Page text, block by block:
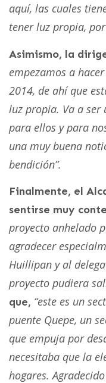
aquí, las cuales
tener luz propia,
Asimismo, la
empezamos a
2014, de ahí que
luz propia. Va a ser
para ellos y para
una muy buena
bendición”.
Finalmente, el
sentirse muy
proyecto anhelado
agradecer
Huillipan y al
proyecto pudiera
que, “este es un
puente Quepe, un
que empuja por
necesitaba que la
hogares.